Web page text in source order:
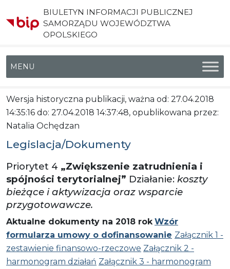
BIULETYN INFORMACJI PUBLICZNEJ
SAMORZĄDU WOJEWÓDZTWA
OPOLSKIEGO
Menu główne
Wersja historyczna publikacji, ważna od: 27.04.2018
14:35:16 do: 27.04.2018 14:37:48, opublikowana przez:
Natalia Ochędzan
Legislacja/Dokumenty
Priorytet 4 „Zwiększenie zatrudnienia i
spójności terytorialnej” Działanie: koszty
bieżące i aktywizacja oraz wsparcie
przygotowawcze.
Aktualne dokumenty na 2018 rok Wzór
formularza umowy o dofinansowanie Załącznik 1 -
zestawienie finansowo-rzeczowe Załącznik 2 -
harmonogram działań Załącznik 3 - harmonogram